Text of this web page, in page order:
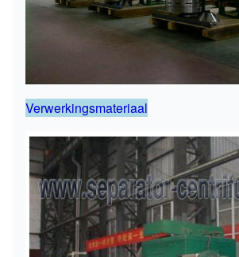
Verwerkingsmateriaal